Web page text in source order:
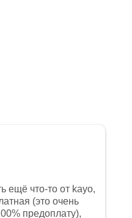
ещё что-то от kayo,
(это очень
предоплату),